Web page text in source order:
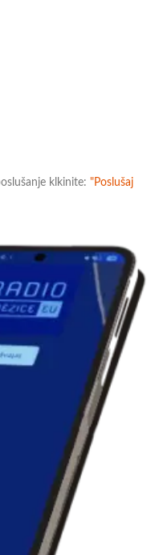
klkinite: "Poslušaj